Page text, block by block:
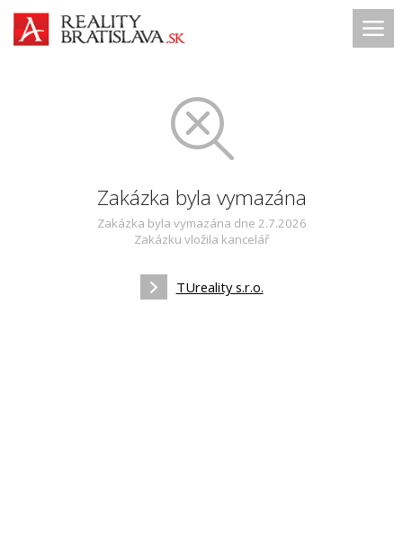
Zakázka byla vymazána
Zakázka byla vymazána dne 2.7.2026
Zakázku vložila kancelář
TUreality s.r.o.